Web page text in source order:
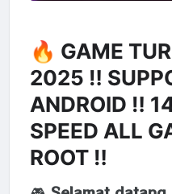
🔥 GAME
2025 ‼️
ANDROID ‼️
SPEED ALL
ROOT ‼️